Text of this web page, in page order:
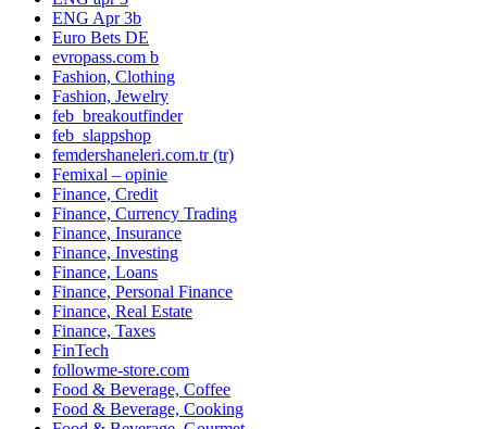
ENG Apr 3b
Euro Bets DE
evropass.com b
Fashion, Clothing
Fashion, Jewelry
feb_breakoutfinder
feb_slappshop
femdershaneleri.com.tr (tr)
Femixal – opinie
Finance, Credit
Finance, Currency Trading
Finance, Insurance
Finance, Investing
Finance, Loans
Finance, Personal Finance
Finance, Real Estate
Finance, Taxes
FinTech
followme-store.com
Food & Beverage, Coffee
Food & Beverage, Cooking